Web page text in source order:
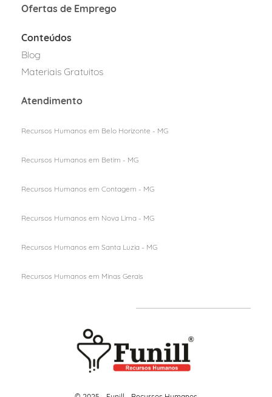
Ofertas de Emprego
Conteúdos
Blog
Materiais Gratuitos
Atendimento
Recursos Humanos em Belo Horizonte - MG
Recursos Humanos em Betim - MG
Recursos Humanos em Contagem - MG
Recursos Humanos em Nova Lima - MG
Recursos Humanos em Santa Luzia - MG
Recursos Humanos em Minas Gerais